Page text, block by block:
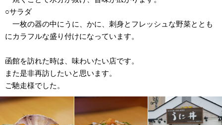
○サラダ
一枚の器の中にうに、かに、刺身とフレッシュな野菜ととも
にカラフルな盛り付けになっています。
函館を訪れた時は、味わいたい店です。
また是非再訪したいと思います。
ご馳走様でした。